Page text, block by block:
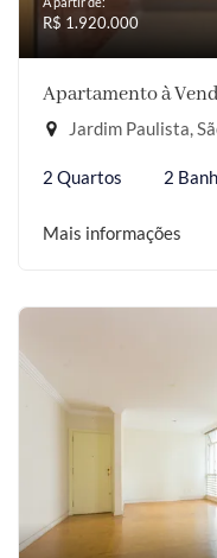
R$ 1.920.000
Apartamento à
Jardim Paulista,
2 Quartos 2
Mais informações